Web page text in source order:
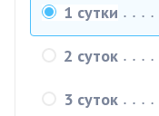
1 сутки
2 суток
3 суток